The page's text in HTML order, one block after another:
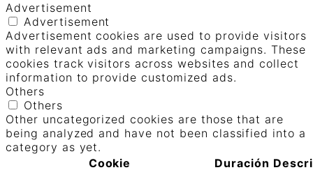
Advertisement
Advertisement
Advertisement cookies are used to provide visitors
with relevant ads and marketing campaigns. These
cookies track visitors across websites and collect
information to provide customized ads.
Others
Others
Other uncategorized cookies are those that are
being analyzed and have not been classified into a
category as yet.
Cookie
Duración